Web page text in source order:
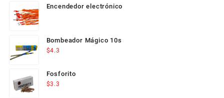
Encendedor electrónico
Bombeador Mágico 10s
$4.3
Fosforito
$3.3